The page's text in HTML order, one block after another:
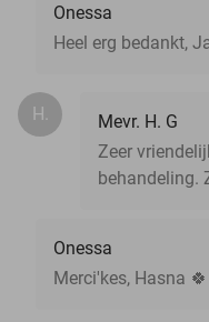
Onessa
Heel erg bedankt,
H.
Mevr. H. G
Zeer
behandeling.
Onessa
Merci'kes, Hasna 🍀